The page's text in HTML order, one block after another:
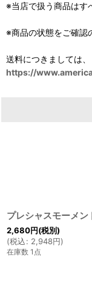
※当店で扱う商品はす
※商品の状態をご確認
送料につきましては
https://
プレシャスモーメン
2,680円(税別)
(税込: 2,948円)
在庫数 1点